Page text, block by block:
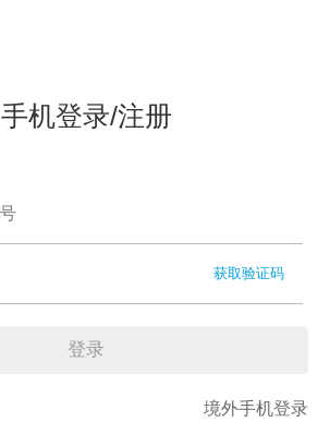
手机登录/注册
获取验证码
登录
境外手机登录